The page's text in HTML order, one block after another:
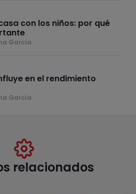
con los niños: por qué
García
en el rendimiento
García
relacionados